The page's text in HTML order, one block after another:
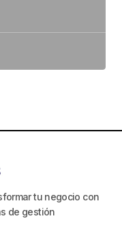
tu negocio con
de gestión